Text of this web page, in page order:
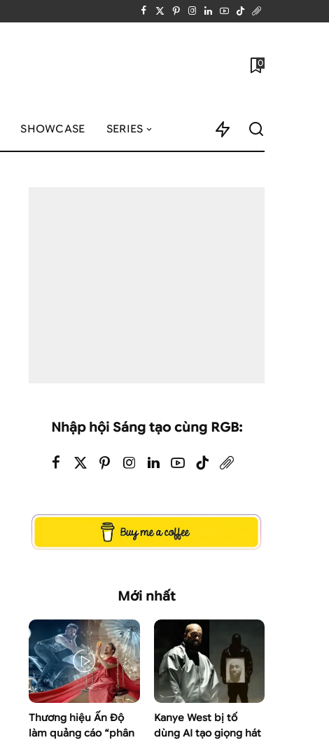
0
SHOWCASE SERIES
Nhập hội Sáng tạo cùng RGB:
Mới nhất
Thương hiệu Ấn Độ
làm quảng cáo “phân
Kanye West bị tố
dùng AI tạo giọng hát